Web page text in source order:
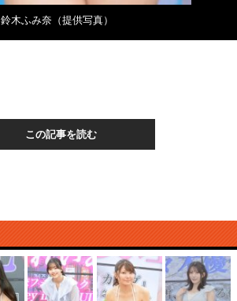
鈴木ふみ奈（提供写真）
この記事を読む